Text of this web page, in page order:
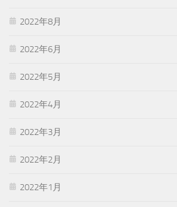
2022年8月
2022年6月
2022年5月
2022年4月
2022年3月
2022年2月
2022年1月